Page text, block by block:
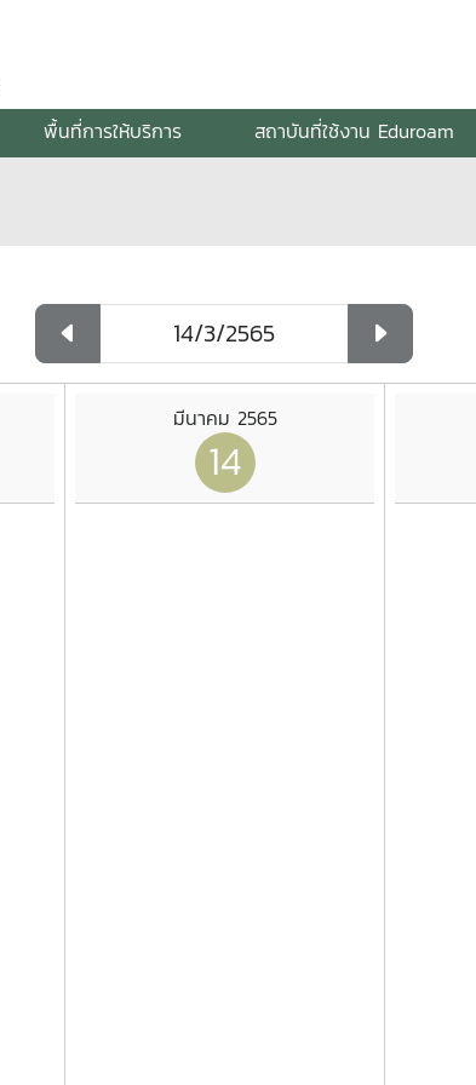
พื้นที่การให้บริการ สถาบันที่ใช้งาน Eduroam
มีนาคม 2565
14